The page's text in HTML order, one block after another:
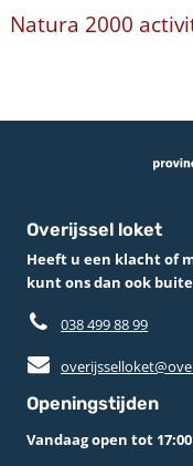
Natura 2000
Overijssel loket
Heeft u een klacht of
kunt ons dan ook
038 499 88 99
Openingstijden
Vandaag open tot 17:00